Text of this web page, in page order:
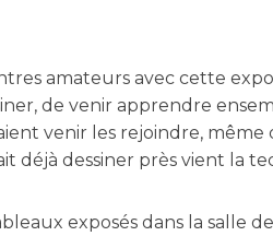
amateurs avec cette
de venir apprendre
venir les rejoindre,
déjà dessiner près vient la
exposés dans la salle